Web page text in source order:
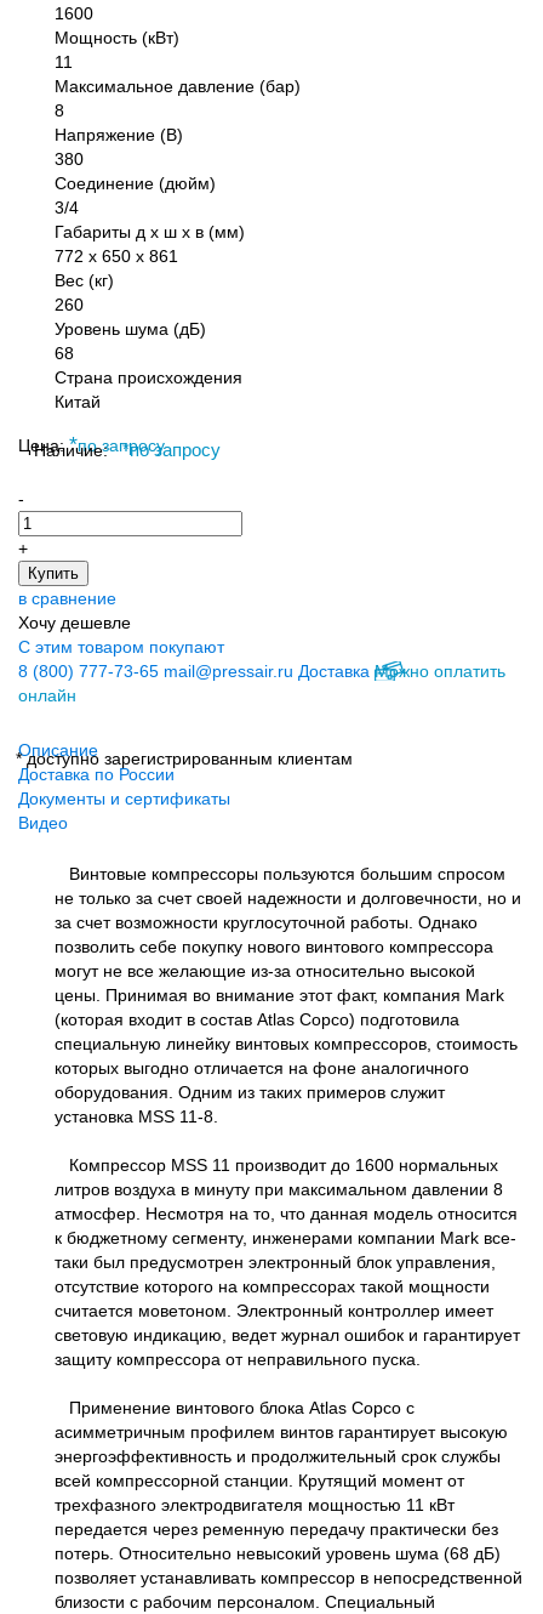
1600
Мощность (кВт)
11
Максимальное давление (бар)
8
Напряжение (В)
380
Соединение (дюйм)
3/4
Габариты д х ш х в (мм)
772 х 650 х 861
Вес (кг)
260
Уровень шума (дБ)
68
Страна происхождения
Китай
Цена: *по запросу
Наличие: *по запросу
-
+
Купить
в сравнение
Хочу дешевле
С этим товаром покупают
8 (800) 777-73-65 mail@pressair.ru Доставка Можно оплатить
онлайн
* доступно зарегистрированным клиентам
Описание
Доставка по России
Документы и сертификаты
Видео
Винтовые компрессоры пользуются большим спросом
не только за счет своей надежности и долговечности, но и
за счет возможности круглосуточной работы. Однако
позволить себе покупку нового винтового компрессора
могут не все желающие из-за относительно высокой
цены. Принимая во внимание этот факт, компания Mark
(которая входит в состав Atlas Copco) подготовила
специальную линейку винтовых компрессоров, стоимость
которых выгодно отличается на фоне аналогичного
оборудования. Одним из таких примеров служит
установка MSS 11-8.
Компрессор MSS 11 производит до 1600 нормальных
литров воздуха в минуту при максимальном давлении 8
атмосфер. Несмотря на то, что данная модель относится
к бюджетному сегменту, инженерами компании Mark все-
таки был предусмотрен электронный блок управления,
отсутствие которого на компрессорах такой мощности
считается моветоном. Электронный контроллер имеет
световую индикацию, ведет журнал ошибок и гарантирует
защиту компрессора от неправильного пуска.
Применение винтового блока Atlas Copco с
асимметричным профилем винтов гарантирует высокую
энергоэффективность и продолжительный срок службы
всей компрессорной станции. Крутящий момент от
трехфазного электродвигателя мощностью 11 кВт
передается через ременную передачу практически без
потерь. Относительно невысокий уровень шума (68 дБ)
позволяет устанавливать компрессор в непосредственной
близости с рабочим персоналом. Специальный